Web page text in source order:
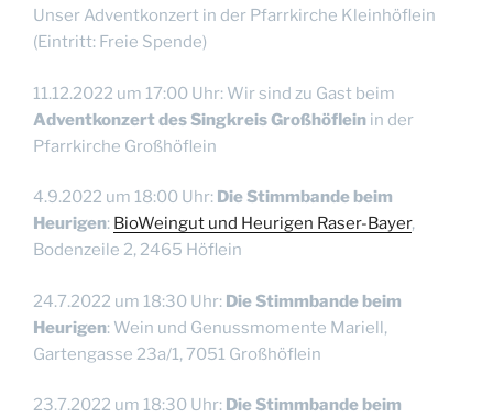
Unser Adventkonzert in der Pfarrkirche Kleinhöflein
(Eintritt: Freie Spende)
11.12.2022 um 17:00 Uhr: Wir sind zu Gast beim
Adventkonzert des Singkreis Großhöflein in der
Pfarrkirche Großhöflein
4.9.2022 um 18:00 Uhr: Die Stimmbande beim
Heurigen: BioWeingut und Heurigen Raser-Bayer,
Bodenzeile 2, 2465 Höflein
24.7.2022 um 18:30 Uhr: Die Stimmbande beim
Heurigen: Wein und Genussmomente Mariell,
Gartengasse 23a/1, 7051 Großhöflein
23.7.2022 um 18:30 Uhr: Die Stimmbande beim